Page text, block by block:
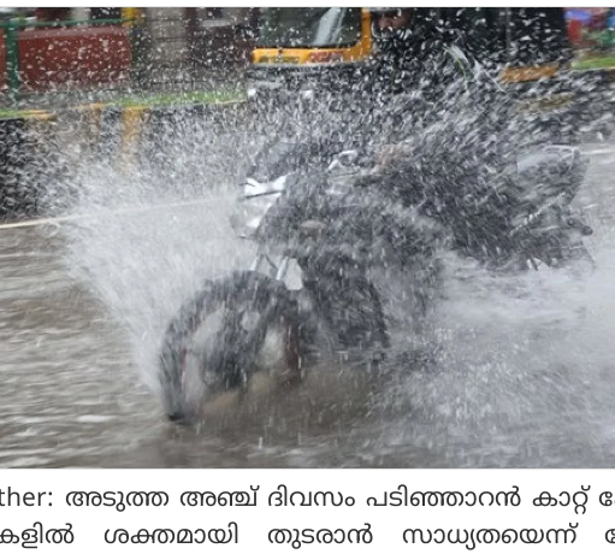
അടുത്ത അഞ്ച് ദിവസം പടിഞ്ഞാറന്‍ കാറ്റ്
ശക്തമായി തുടരാന്‍ സാധ്യതയെന്ന്